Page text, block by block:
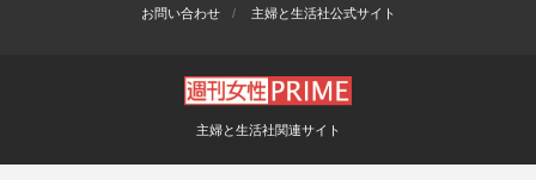
お問い合わせ
主婦と生活社公式サイト
主婦と生活社関連サイト